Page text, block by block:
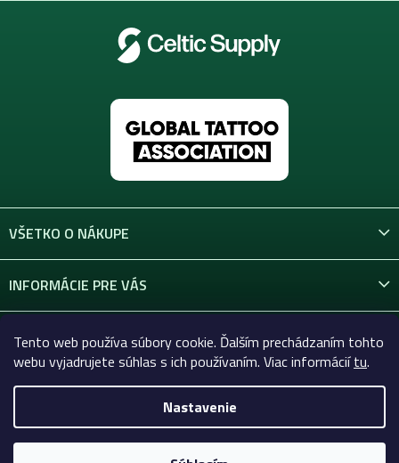
Tento web používa súbory cookie. Ďalším prechádzaním tohto
webu vyjadrujete súhlas s ich používaním. Viac informáciítu.
Nastavenie
VŠETKO O NÁKUPE
INFORMÁCIE PRE VÁS
KONTAKT
Copyright 2026Celtic-Supply.sk | Všetko pre tetovanie a
permanentný makeup. Všetky práva vyhradené.